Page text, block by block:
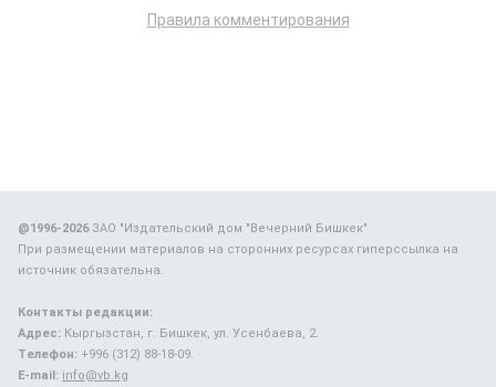
Правила комментирования
@1996-2026ЗАО "Издательский дом "Вечерний Бишкек"
При размещении материалов на сторонних ресурсах гиперссылка на
источник обязательна.
Контакты редакции:
Адрес: Кыргызстан, г. Бишкек, ул. Усенбаева, 2.
Телефон: +996 (312) 88-18-09.
E-mail: info@vb.kg